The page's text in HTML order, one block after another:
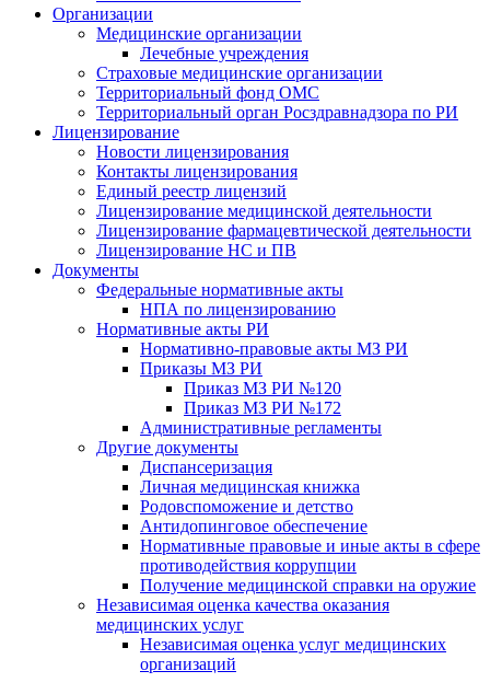
Организации
Медицинские организации
Лечебные учреждения
Страховые медицинские организации
Территориальный фонд ОМС
Территориальный орган Росздравнадзора по РИ
Лицензирование
Новости лицензирования
Контакты лицензирования
Единый реестр лицензий
Лицензирование медицинской деятельности
Лицензирование фармацевтической деятельности
Лицензирование НС и ПВ
Документы
Федеральные нормативные акты
НПА по лицензированию
Нормативные акты РИ
Нормативно-правовые акты МЗ РИ
Приказы МЗ РИ
Приказ МЗ РИ №120
Приказ МЗ РИ №172
Административные регламенты
Другие документы
Диспансеризация
Личная медицинская книжка
Родовспоможение и детство
Антидопинговое обеспечение
Нормативные правовые и иные акты в сфере
противодействия коррупции
Получение медицинской справки на оружие
Независимая оценка качества оказания
медицинских услуг
Независимая оценка услуг медицинскиx
организаций